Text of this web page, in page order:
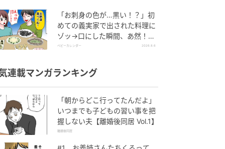
「お刺身の色が…黒い！？」初
めての義実家で出された料理に
ゾッ→口にした瞬間、あ然！刺
身の正体は
ベビーカレンダー 2026.8.6
連載マンガランキング
「朝からどこ行ってたんだよ」
いつまでも子どもの習い事を把
握しない夫【離婚後同居 Vol.1】
離婚後同居